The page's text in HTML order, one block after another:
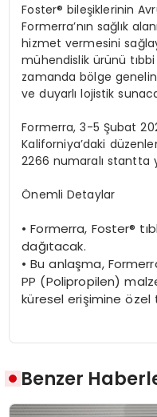
Foster® bileşiklerinin
Formerra’nın sağlık
hizmet vermesini
mühendislik ürünü
zamanda bölge
ve duyarlı lojistik
Formerra, 3-5 Şubat
Kaliforniya’daki
2266 numaralı stantta
Önemli Detaylar
•Formerra, Foster®
dağıtacak.
•Bu anlaşma,
PP (Polipropilen)
küresel erişimineözel
Benzer